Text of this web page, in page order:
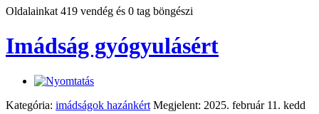
Oldalainkat 419 vendég és 0 tag böngészi
Imádság gyógyulásért
Kategória: imádságok hazánkért Megjelent: 2025. február 11. kedd